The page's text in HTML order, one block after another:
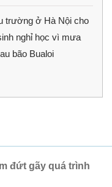
trường ở Hà Nội cho
nghỉ học vì mưa
bão Bualoi
đứt gãy quá trình